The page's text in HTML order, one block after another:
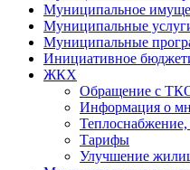
Муниципальное
Муниципальные
Муниципальные
Инициативное
ЖКХ
Обращение с
Информация о
Тарифы
Улучшение